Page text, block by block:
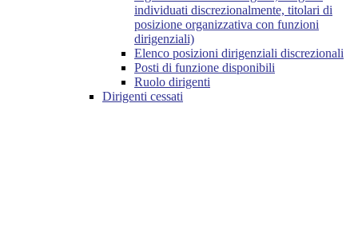
individuati discrezionalmente, titolari di
posizione organizzativa con funzioni
dirigenziali)
Elenco posizioni dirigenziali discrezionali
Posti di funzione disponibili
Ruolo dirigenti
Dirigenti cessati